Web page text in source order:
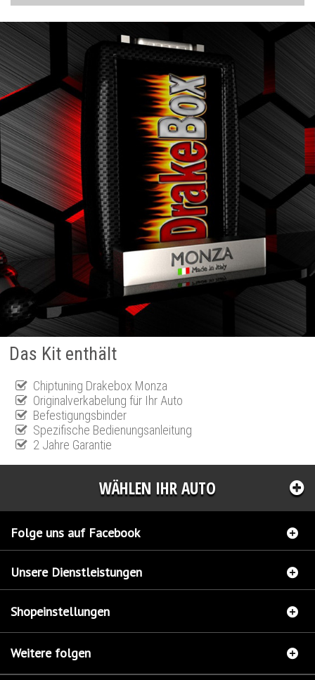
Das Kit enthält
Chiptuning Drakebox Monza
Originalverkabelung für Ihr Auto
Befestigungsbinder
Spezifische Bedienungsanleitung
2 Jahre Garantie
WÄHLEN IHR AUTO
Folge uns auf Facebook
Unsere Dienstleistungen
Shopeinstellungen
Weitere folgen